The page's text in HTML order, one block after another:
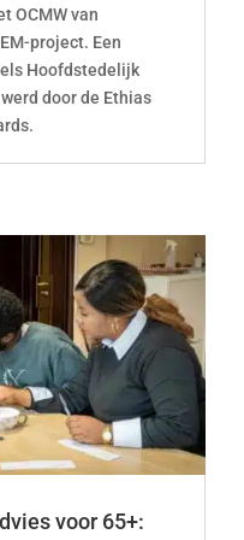
OCMW van
project. Een
Hoofdstedelijk
door de Ethias
voor 65+: